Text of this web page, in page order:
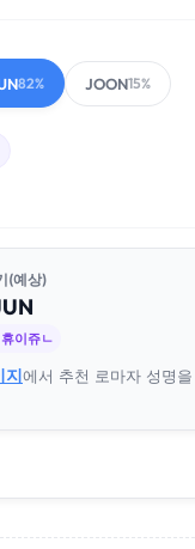
82% JOON15%
(예상)
이쥬ㄴ
지에서 추천 로마자 성명